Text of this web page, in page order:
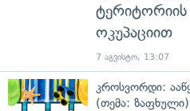
ტერიტორიის
ოკუპაციით
7 აგვისტო, 13:07
კროსვორდი:
(თემა: ზაფხული)